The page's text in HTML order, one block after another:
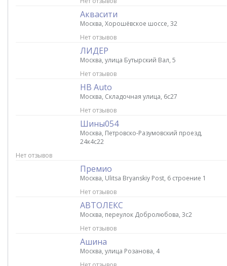
Аквасити
Москва, Хорошёвское шоссе, 32
Нет отзывов
ЛИДЕР
Москва, улица Бутырский Вал, 5
Нет отзывов
НВ Auto
Москва, Складочная улица, 6с27
Нет отзывов
Шины054
Москва, Петровско-Разумовский проезд,
24к4с22
Нет отзывов
Премио
Москва, Ulitsa Bryanskiy Post, 6 строение 1
Нет отзывов
АВТОЛЕКС
Москва, переулок Добролюбова, 3с2
Нет отзывов
Ашина
Москва, улица Розанова, 4